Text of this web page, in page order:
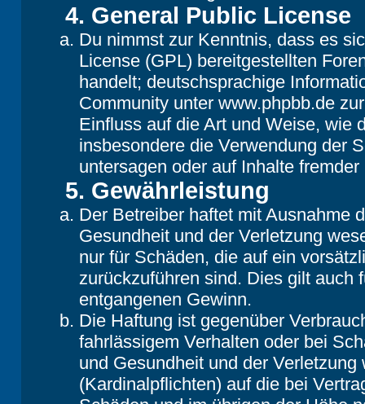
4. General Public License
Du nimmst zur Kenntnis, dass es
License (GPL) bereitgestellten
handelt; deutschsprachige
Community unter www.phpbb.de
Einfluss auf die Art und Weise, wie
insbesondere die Verwendung der
untersagen oder auf Inhalte
5. Gewährleistung
Der Betreiber haftet mit Ausnahme
Gesundheit und der Verletzung
nur für Schäden, die auf ein
zurückzuführen sind. Dies gilt auch
entgangenen Gewinn.
Die Haftung ist gegenüber
fahrlässigem Verhalten oder bei
und Gesundheit und der
(Kardinalpflichten) auf die bei